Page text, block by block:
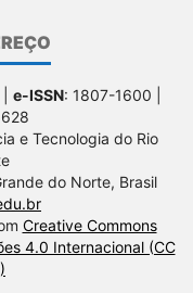
e-ISSN: 1807-1600 |
e Tecnologia do Rio
do Norte, Brasil
Creative Commons
4.0 Internacional (CC